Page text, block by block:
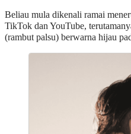
Beliau mula dikenali ramai
TikTok dan YouTube,
(rambut palsu) berwarna hijau